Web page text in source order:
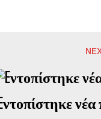
Eντοπίστηκε